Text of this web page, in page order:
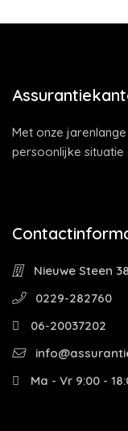
Met onze
persoonlijke situatie
Nieuwe Steen
0229-282760
06-20037202
Ma - Vr 9:00 -